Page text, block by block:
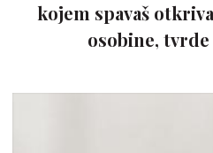
kojem spavaš
osobine,